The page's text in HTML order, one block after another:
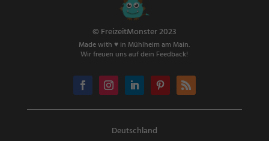
© FreizeitMonster 2023
Made with ♥ in Mühlheim am Main.
Wir freuen uns auf dein Feedback!
Deutschland